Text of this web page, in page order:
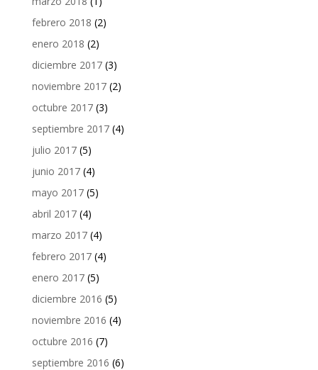
febrero 2018 (2)
enero 2018 (2)
diciembre 2017(3)
noviembre 2017(2)
octubre 2017(3)
septiembre 2017(4)
julio 2017(5)
junio 2017(4)
mayo 2017(5)
abril 2017(4)
marzo 2017(4)
febrero 2017(4)
enero 2017(5)
diciembre 2016 (5)
noviembre 2016 (4)
octubre 2016 (7)
septiembre 2016 (6)